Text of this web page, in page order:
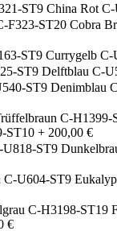
China Rot
Cobra
Currygelb C-
Delftblau C-
Denimblau
ST10 + 200,00 €
€